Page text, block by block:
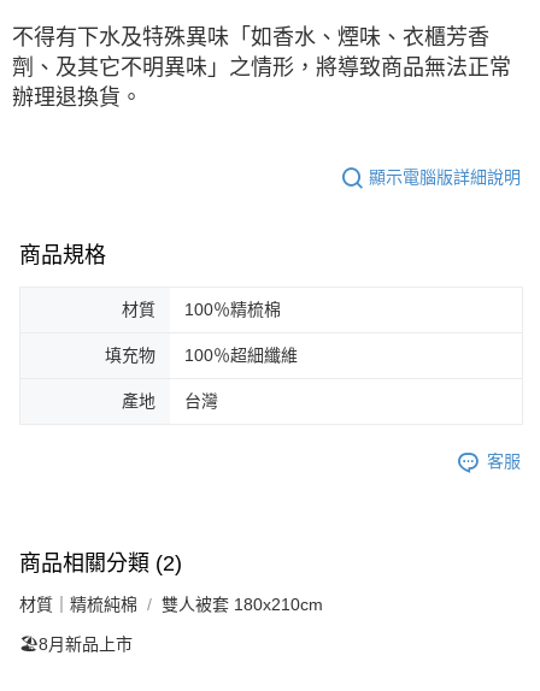
不得有下水及特殊異味「如香水、煙味、衣櫃芳香
劑、及其它不明異味」之情形，將導致商品無法正常
辦理退換貨。
顯示電腦版詳細說明
商品規格
材質 100％精梳棉
填充物 100％超細纖維
產地 台灣
客服
商品相關分類 (2)
材質｜精梳純棉 雙人被套 180x210cm
🏖️8月新品上市